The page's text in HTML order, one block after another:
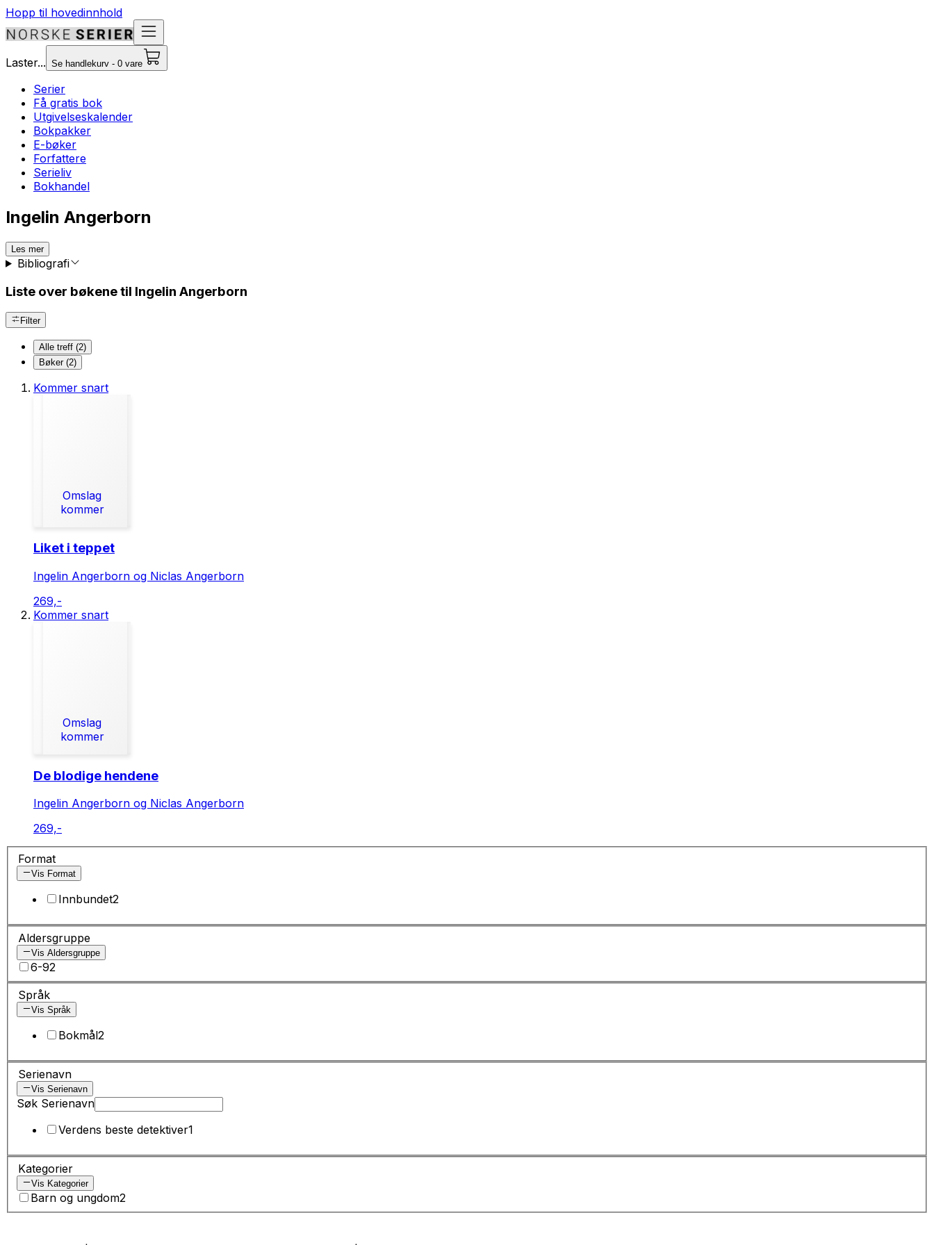
Hopp til hovedinnhold
Laster... Se handlekurv - 0 vare
Serier
Få gratis bok
Utgivelseskalender
Bokpakker
E-bøker
Forfattere
Serieliv
Bokhandel
Ingelin Angerborn
Les mer
Bibliografi
Liste over bøkene til Ingelin Angerborn
Filter
Alle treff (2)
Bøker (2)
Kommer snart
Omslag
kommer
Liket i teppet
Ingelin Angerborn og Niclas Angerborn
269,-
Kommer snart
Omslag
kommer
De blodige hendene
Ingelin Angerborn og Niclas Angerborn
269,-
Format
Vis Format
Innbundet2
Aldersgruppe
Vis Aldersgruppe
6-92
Språk
Vis Språk
Bokmål2
Serienavn
Vis Serienavn
Søk Serienavn
Verdens beste detektiver1
Kategorier
Vis Kategorier
Barn og ungdom2